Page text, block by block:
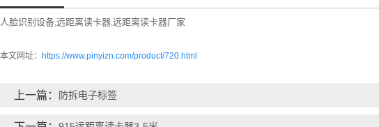
人脸识别设备,远距离读卡器,远距离读卡器厂家
本文网址： https://www.pinyizn.com/product/720.html
上一篇： 防拆电子标签